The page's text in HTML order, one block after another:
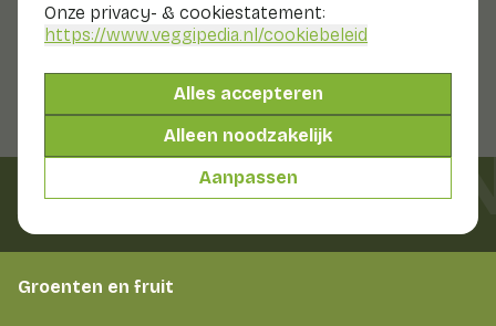
Onze privacy- & cookiestatement:
https://www.veggipedia.nl/cookiebeleid
Alles accepteren
Alleen noodzakelijk
Aanpassen
Groenten en fruit